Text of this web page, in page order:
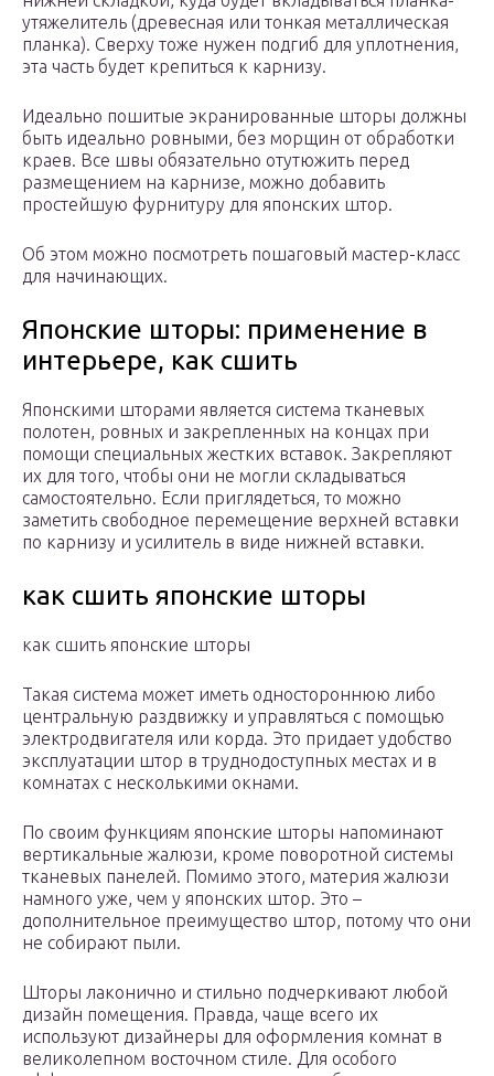
утяжелитель (древесная или тонкая металлическая
планка). Сверху тоже нужен подгиб для уплотнения,
эта часть будет крепиться к карнизу.
Идеально пошитые экранированные шторы должны
быть идеально ровными, без морщин от обработки
краев. Все швы обязательно отутюжить перед
размещением на карнизе, можно добавить
простейшую фурнитуру для японских штор.
Об этом можно посмотреть пошаговый мастер-класс
для начинающих.
Японские шторы: применение в
интерьере, как сшить
Японскими шторами является система тканевых
полотен, ровных и закрепленных на концах при
помощи специальных жестких вставок. Закрепляют
их для того, чтобы они не могли складываться
самостоятельно. Если приглядеться, то можно
заметить свободное перемещение верхней вставки
по карнизу и усилитель в виде нижней вставки.
как сшить японские шторы
как сшить японские шторы
Такая система может иметь одностороннюю либо
центральную раздвижку и управляться с помощью
электродвигателя или корда. Это придает удобство
эксплуатации штор в труднодоступных местах и в
комнатах с несколькими окнами.
По своим функциям японские шторы напоминают
вертикальные жалюзи, кроме поворотной системы
тканевых панелей. Помимо этого, материя жалюзи
намного уже, чем у японских штор. Это –
дополнительное преимущество штор, потому что они
не собирают пыли.
Шторы лаконично и стильно подчеркивают любой
дизайн помещения. Правда, чаще всего их
используют дизайнеры для оформления комнат в
великолепном восточном стиле. Для особого